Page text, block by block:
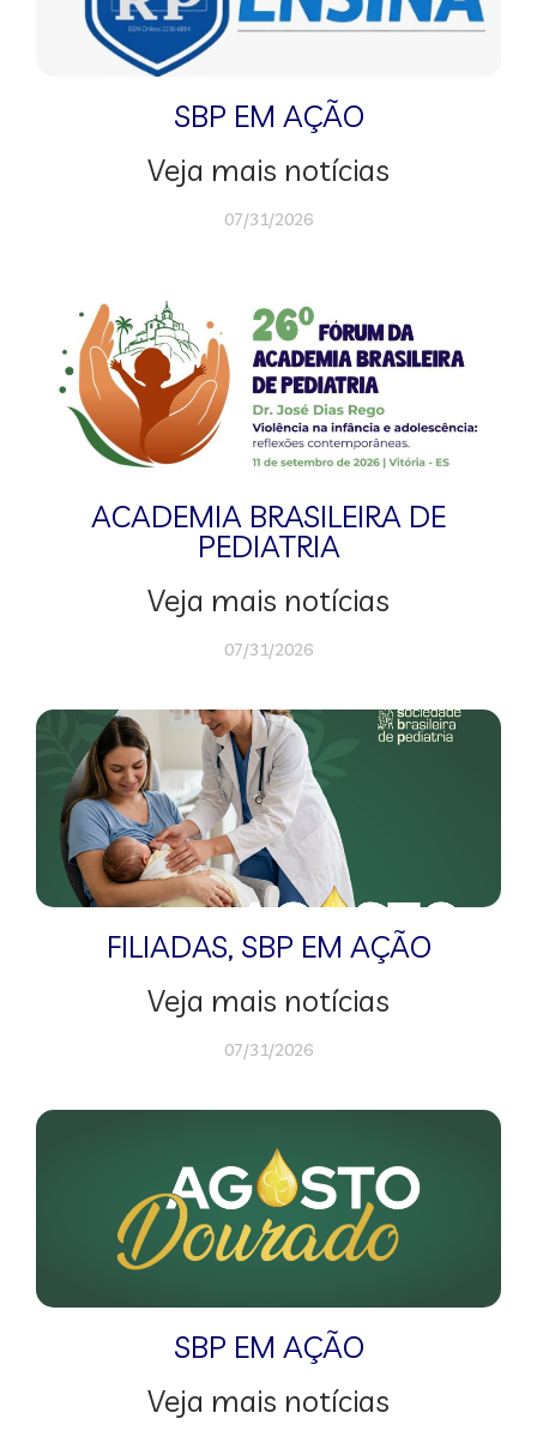
SBP EM AÇÃO
Veja mais notícias
07/31/2026
ACADEMIA BRASILEIRA DE
PEDIATRIA
Veja mais notícias
07/31/2026
FILIADAS, SBP EM AÇÃO
Veja mais notícias
07/31/2026
SBP EM AÇÃO
Veja mais notícias